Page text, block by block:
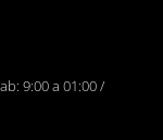
9:00 a 01:00 /